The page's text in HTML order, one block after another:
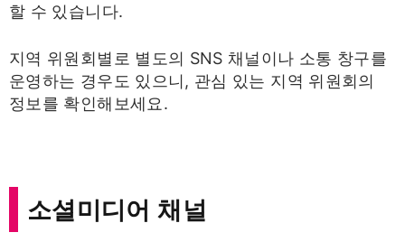
할 수 있습니다.
지역 위원회별로 별도의 SNS 채널이나 소통 창구를
운영하는 경우도 있으니, 관심 있는 지역 위원회의
정보를 확인해보세요.
소셜미디어 채널